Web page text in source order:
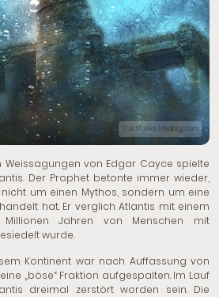
© ArtTower | Pixabay.com
Weissagungen von Edgar Cayce spielte
Der Prophet betonte immer wieder,
um einen Mythos, sondern um eine
hat. Er verglich Atlantis mit einem
Jahren von Menschen mit
wurde.
Kontinent war nach Auffassung von
„böse“ Fraktion aufgespalten. Im Lauf
dreimal zerstört worden sein. Die